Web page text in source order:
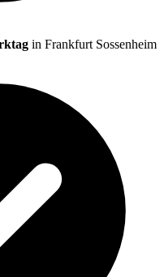
in Frankfurt Sossenheim